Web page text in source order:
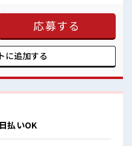
とんどナシ！ 場合によってはお願
全週休二日制≫ 週末は家族や友
喫！ ≪髪型自由≫ 基本的に髪色自
ければOKです！ (規定有)≪動きや
ので、 毎日の服装の悩み解消♪ ≪
新しいことにチャレンジするのは
ましょう！ ■職場の雰囲
とができそう♪ アットホームな環
応募する
に追加する
払いOK